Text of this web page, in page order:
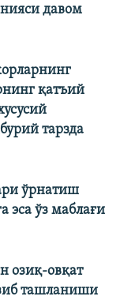
давом
қатъий
тарзда
ўрнатиш
эса ўз маблағи
озиқ-овқат
ташланиши